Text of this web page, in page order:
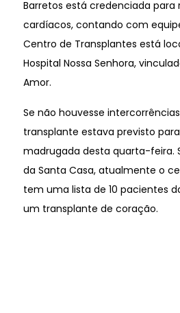
Barretos está credenciada para
cardíacos, contando com
Centro de Transplantes está
Hospital Nossa Senhora,
Amor.
Se não houvesse
transplante estava previsto
madrugada desta quarta-feira.
da Santa Casa, atualmente o
tem uma lista de 10 pacientes
um transplante de coração.